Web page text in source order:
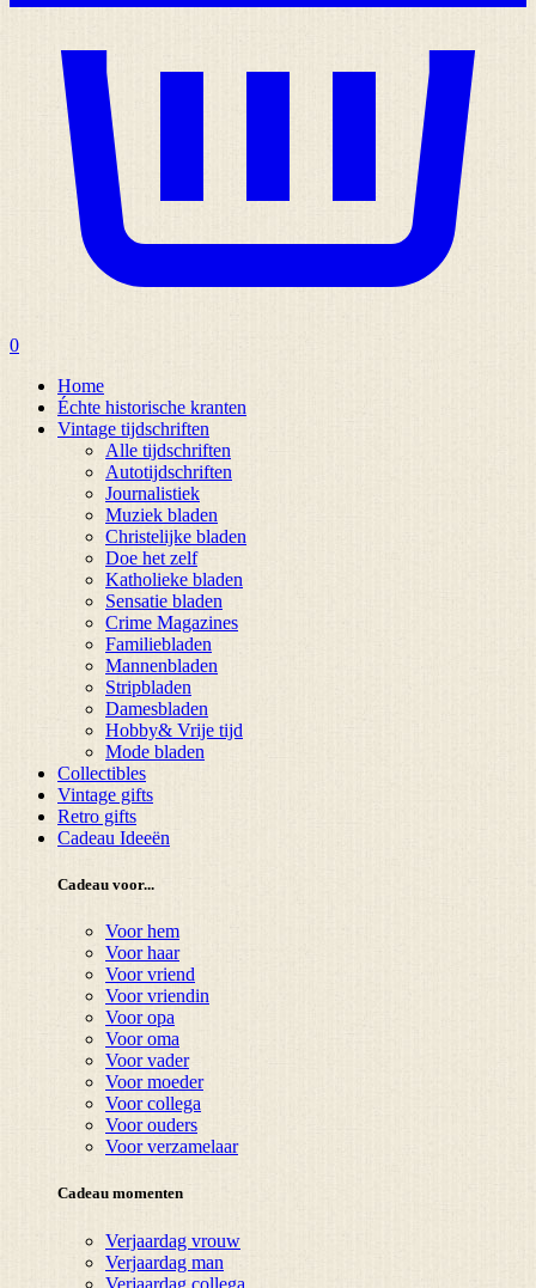
0
Home
Échte historische kranten
Vintage tijdschriften
Alle tijdschriften
Autotijdschriften
Journalistiek
Muziek bladen
Christelijke bladen
Doe het zelf
Katholieke bladen
Sensatie bladen
Crime Magazines
Familiebladen
Mannenbladen
Stripbladen
Damesbladen
Hobby& Vrije tijd
Mode bladen
Collectibles
Vintage gifts
Retro gifts
Cadeau Ideeën
Cadeau voor...
Voor hem
Voor haar
Voor vriend
Voor vriendin
Voor opa
Voor oma
Voor vader
Voor moeder
Voor collega
Voor ouders
Voor verzamelaar
Cadeau momenten
Verjaardag vrouw
Verjaardag man
Verjaardag collega